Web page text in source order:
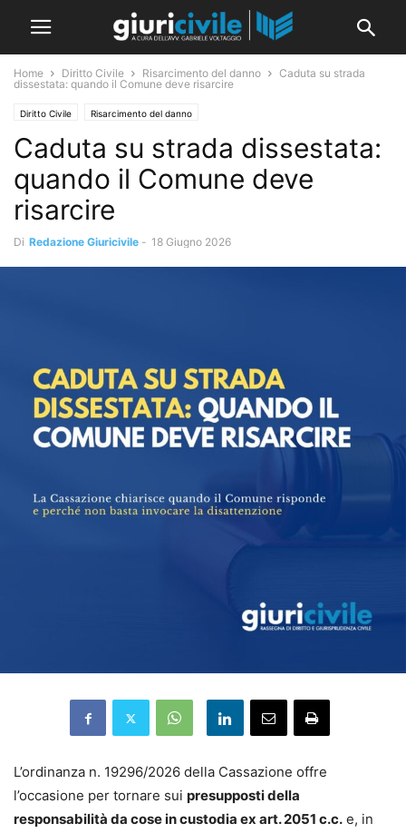
Home Diritto Civile Risarcimento del danno
Caduta su strada
dissestata: quando il Comune deve risarcire
Diritto Civile Risarcimento del danno
Caduta su strada dissestata:
quando il Comune deve
risarcire
Di Redazione Giuricivile - 18 Giugno 2026
L’ordinanza n. 19296/2026 della Cassazione offre
l’occasione per tornare sui presupposti della
responsabilità da cose in custodia ex art. 2051 c.c. e, in